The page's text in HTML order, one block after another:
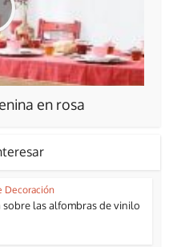
en rosa
Decoración
sobre las alfombras de vinilo